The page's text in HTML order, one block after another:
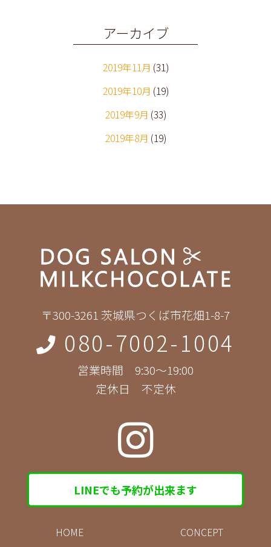
アーカイブ
2019年11月 (31)
2019年10月 (19)
2019年9月 (33)
2019年8月 (19)
〒300-3261 茨城県つくば市花畑1-8-7
080-7002-1004
営業時間 9:30～19:00
定休日 不定休
LINEでも予約が出来ます
HOME CONCEPT